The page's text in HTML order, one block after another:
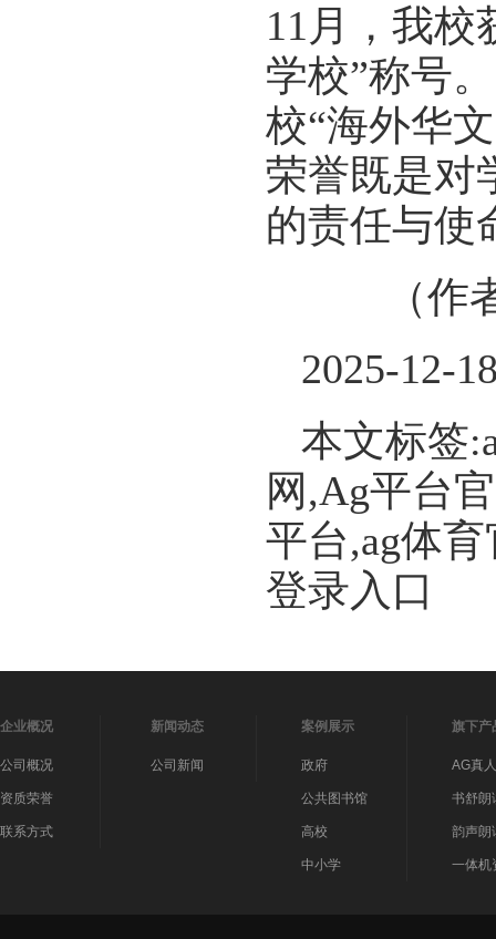
11月，我校
学校”称号
校“海外华
荣誉既是对
的责任与使
（作者
2025-12-
本文标签
网,Ag平台
平台,ag体
登录入口
企业概况
公司概况
资质荣誉
联系方式
新闻动态
公司新闻
案例展示
政府
公共图书馆
高校
中小学
旗下产
AG真
书舒朗
韵声朗
一体机